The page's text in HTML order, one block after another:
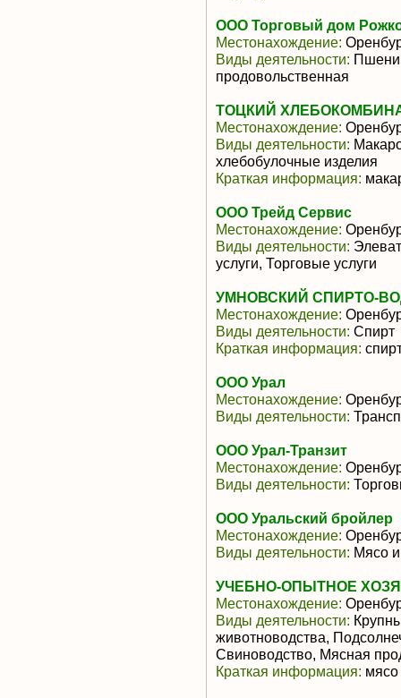
ООО Торговый дом
Местонахождение:
Виды деятельности:
продовольственная
ТОЦКИЙ
Местонахождение:
Виды деятельности:
хлебобулочные изделия
Краткая информация:
ООО Трейд Сервис
Местонахождение:
Виды деятельности:
услуги, Торговые услуги
УМНОВСКИЙ СПИРТО-
Местонахождение:
Виды деятельности: Спирт
Краткая информация:
ООО Урал
Местонахождение:
Виды деятельности:
ООО Урал-Транзит
Местонахождение:
Виды деятельности:
ООО Уральский бройлер
Местонахождение:
Виды деятельности: Мясо
УЧЕБНО-ОПЫТНОЕ
Местонахождение:
Виды деятельности:
животноводства,
Свиноводство, Мясная
Краткая информация: мясо